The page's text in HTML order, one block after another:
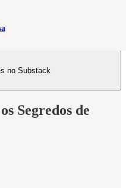
no Substack
Segredos de